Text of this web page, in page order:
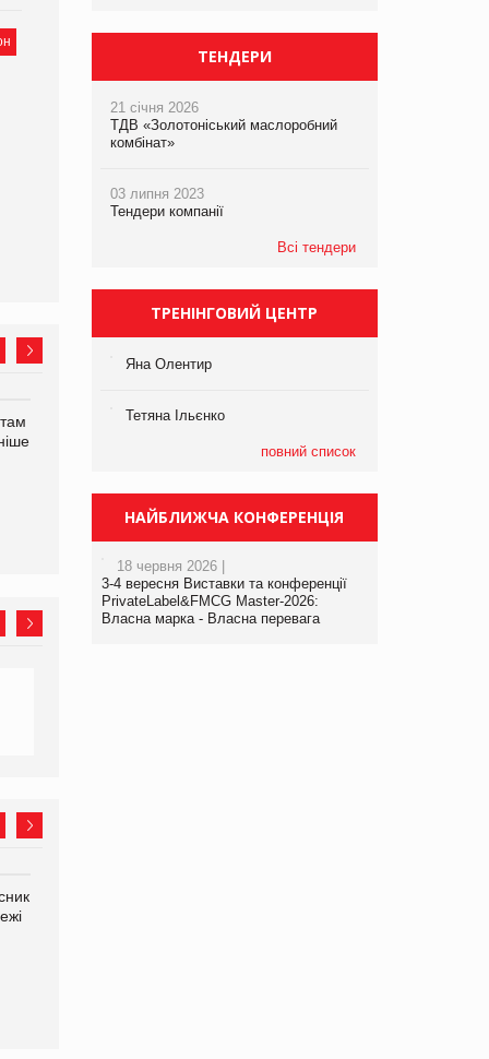
У Євросоюзі набули
компенсацію за втрату 6,9
ТЕНДЕРИ
21 січня 2026
ТДВ «Золотоніський маслоробний
комбінат»
03 липня 2023
Тендери компанії
Всі тендери
ТРЕНІНГОВИЙ ЦЕНТР
Яна Олентир
Тетяна Ільєнко
повний список
НАЙБЛИЖЧА КОНФЕРЕНЦІЯ
18 червня 2026 |
3-4 вересня Виставки та конференції
PrivateLabel&FMCG Master-2026:
Власна марка - Власна перевага